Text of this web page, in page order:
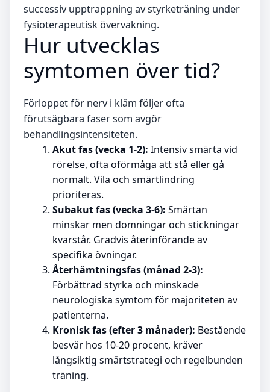
successiv upptrappning av styrketräning under
fysioterapeutisk övervakning.
Hur utvecklas
symtomen över tid?
Förloppet för nerv i kläm följer ofta
förutsägbara faser som avgör
behandlingsintensiteten.
Akut fas (vecka 1-2): Intensiv smärta vid
rörelse, ofta oförmåga att stå eller gå
normalt. Vila och smärtlindring
prioriteras.
Subakut fas (vecka 3-6): Smärtan
minskar men domningar och stickningar
kvarstår. Gradvis återinförande av
specifika övningar.
Återhämtningsfas (månad 2-3):
Förbättrad styrka och minskade
neurologiska symtom för majoriteten av
patienterna.
Kronisk fas (efter 3 månader): Bestående
besvär hos 10-20 procent, kräver
långsiktig smärtstrategi och regelbunden
träning.